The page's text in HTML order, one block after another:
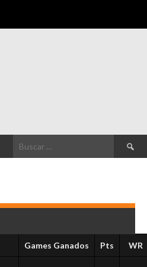
Buscar:
Games Ganados Pts WR